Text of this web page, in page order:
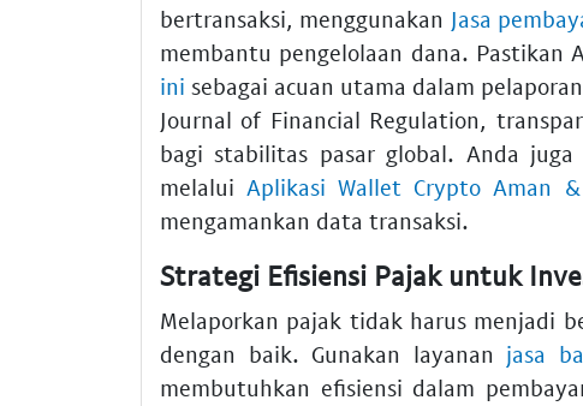
bertransaksi, menggunakan Jasa
membantu pengelolaan dana. Pastikan
ini sebagai acuan utama dalam
Journal of Financial Regulation,
bagi stabilitas pasar global. Anda
melalui Aplikasi Wallet Crypto Aman
mengamankan data transaksi.
Strategi Efisiensi Pajak untuk
Melaporkan pajak tidak harus menjadi
dengan baik. Gunakan layanan jasa
membutuhkan efisiensi dalam